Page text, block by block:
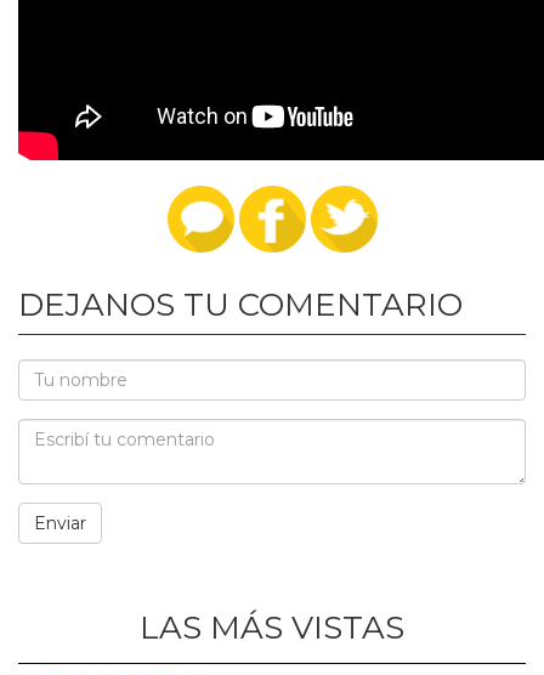
DEJANOS TU COMENTARIO
LAS MÁS VISTAS